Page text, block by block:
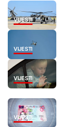
VIJESTI
VIJESTI
VIJESTI
VIJESTI